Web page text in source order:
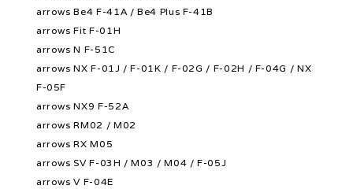
arrows Be4 F-41A / Be4 Plus F-41B
arrows Fit F-01H
arrows N F-51C
arrows NX F-01J / F-01K / F-02G / F-02H / F-04G / NX
F-05F
arrows NX9 F-52A
arrows RM02 / M02
arrows RX M05
arrows SV F-03H / M03 / M04 / F-05J
arrows V F-04E